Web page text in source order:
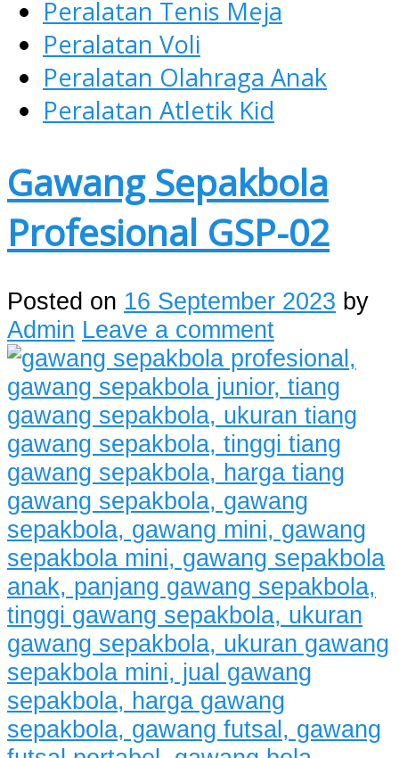
Peralatan Tenis Meja
Peralatan Voli
Peralatan Olahraga Anak
Peralatan Atletik Kid
Gawang Sepakbola
Profesional GSP-02
Posted on 16 September 2023 by
Admin Leave a comment